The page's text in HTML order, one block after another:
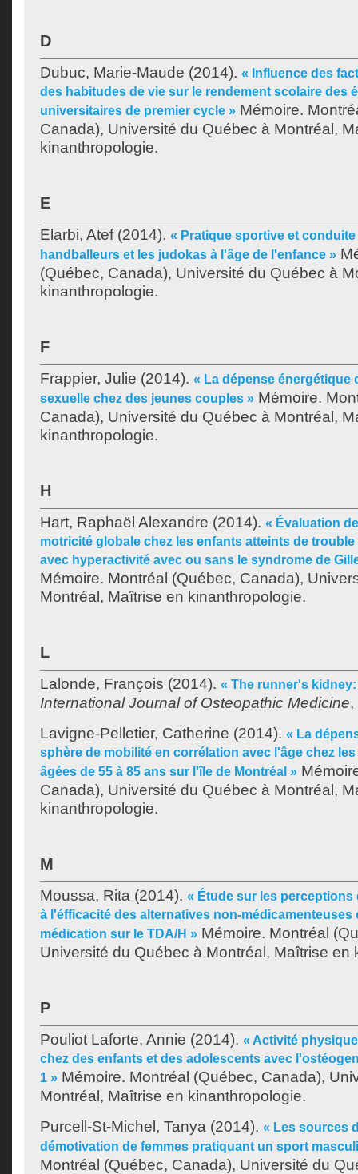
D
Dubuc, Marie-Maude (2014). « Influence des
des habitudes de vie sur le rendement scolaire des
universitaires de premier cycle » Mémoire.
Canada), Université du Québec à Montréal,
kinanthropologie.
E
Elarbi, Atef(2014). « Pratique sportive et
handballeurs et les judokas à l'âge de l'enfance »
(Québec, Canada), Université du Québec à
kinanthropologie.
F
Frappier, Julie (2014). « La dépense énergétique
sexuelle chez des jeunes couples » Mémoire.
Canada), Université du Québec à Montréal,
kinanthropologie.
H
Hart, Raphaël Alexandre (2014). « Évaluation
motricité globale chez les enfants atteints de
avec hyperactivité avec ou sans le syndrome de
Mémoire. Montréal (Québec, Canada),
Montréal, Maîtrise en kinanthropologie.
L
Lalonde, François (2014). « The runner's
International Journal of Osteopathic Medicine,
Lavigne-Pelletier, Catherine (2014). « La
sphère de mobilité en corrélation avec l'âge chez
âgées de 55 à 85 ans sur l'île de Montréal »
Canada), Université du Québec à Montréal,
kinanthropologie.
M
Moussa, Rita (2014). « Étude sur les
à l'éfficacité des alternatives non-médicamenteuses
médication sur le TDA/H » Mémoire. Montréal
Université du Québec à Montréal, Maîtrise en
P
Pouliot Laforte, Annie (2014). « Activité
chez des enfants et des adolescents avec
1 » Mémoire. Montréal (Québec, Canada),
Montréal, Maîtrise en kinanthropologie.
Purcell-St-Michel, Tanya (2014). « Les sources
démotivation de femmes pratiquant un sport
Montréal (Québec, Canada), Université du